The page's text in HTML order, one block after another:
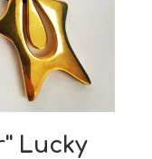
Lucky